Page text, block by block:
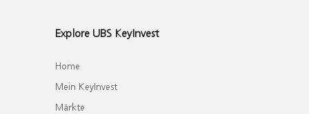
Explore UBS KeyInvest
Home
Mein KeyInvest
Märkte